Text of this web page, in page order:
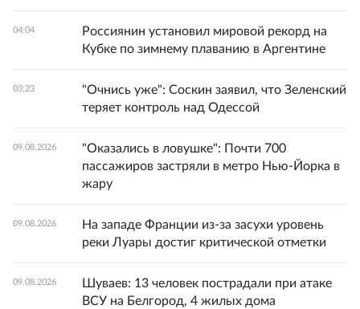
04:04
Россиянин установил мировой рекорд на
Кубке по зимнему плаванию в Аргентине
03:23
"Очнись уже": Соскин заявил, что Зеленский
теряет контроль над Одессой
09.08.2026
"Оказались в ловушке": Почти 700
пассажиров застряли в метро Нью-Йорка в
жару
09.08.2026
На западе Франции из-за засухи уровень
реки Луары достиг критической отметки
09.08.2026
Шуваев: 13 человек пострадали при атаке
ВСУ на Белгород, 4 жилых дома